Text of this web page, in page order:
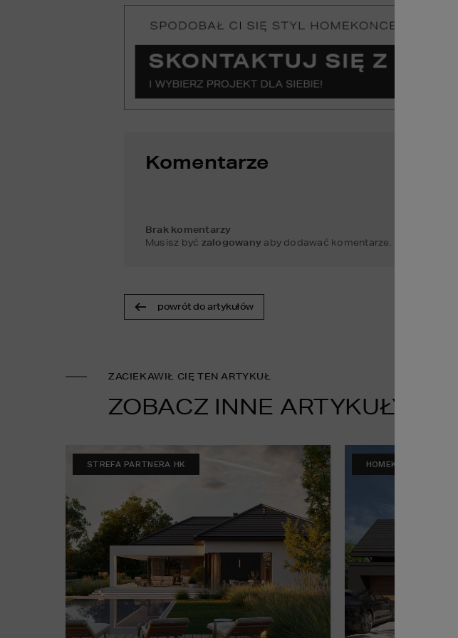
Komentarze
Brak komentarzy
Musisz być zalogowany aby dodawać komentarze.
powrót do artykułów
ZACIEKAWIŁ CIĘ TEN ARTYKUŁ
ZOBACZ INNE ARTYKUŁY
STREFA PARTNERA HK HOMEKONCEPT RADZI